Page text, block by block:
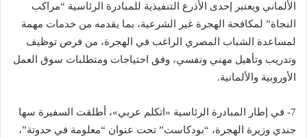
الألماني ويعتبر إحدى الأذرع التنفيذية للمبادرة الرئاسية “مراكب
النجاة” لمكافحة الهجرة غير الشرعية، بما يقدمه من خدمات مهمة
لمساعدة الشباب المصري الراغب في الهجرة، من فرص توظيف
وتدريب وتأهيل مهني ونفسي، وفق احتياجات ومتطلبات سوق العمل
الأوروبية والألمانية.
7- في إطار المبادرة الرئاسية «اتكلم عربي»، أطلقت السفيرة سها
جندي وزيرة الهجرة، “بودكاست” تحت عنوان “معلومة في حدوتة”،